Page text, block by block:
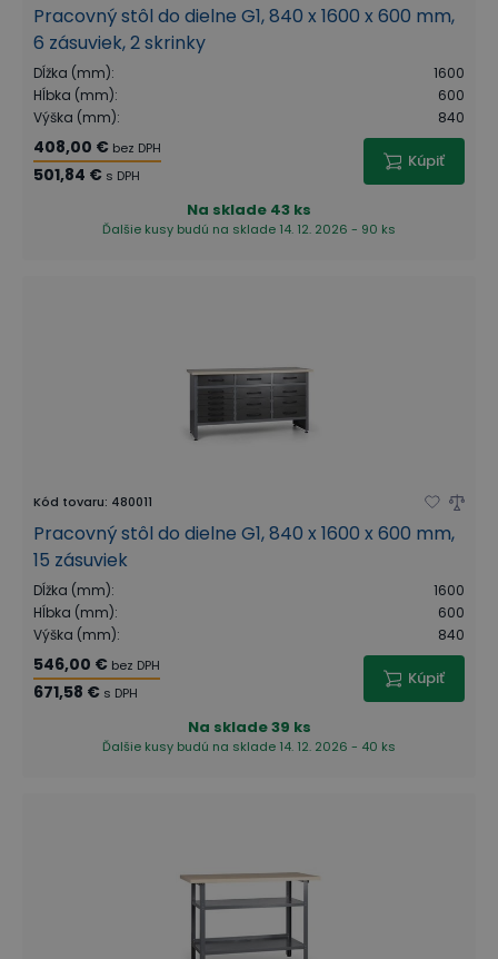
Pracovný stôl do dielne G1, 840 x 1600 x 600 mm,
6 zásuviek, 2 skrinky
Dĺžka (mm):
1600
Hĺbka (mm):
600
Výška (mm): 840
408,00 € bez DPH
501,84 € s DPH
Kúpiť
Na sklade 43 ks
Ďalšie kusy budú na sklade 14. 12. 2026 - 90 ks
Kód tovaru: 480011
Pracovný stôl do dielne G1, 840 x 1600 x 600 mm,
15 zásuviek
Dĺžka (mm):
1600
Hĺbka (mm):
600
Výška (mm): 840
546,00 € bez DPH
671,58 € s DPH
Kúpiť
Na sklade39 ks
Ďalšie kusy budú na sklade 14. 12. 2026 - 40 ks